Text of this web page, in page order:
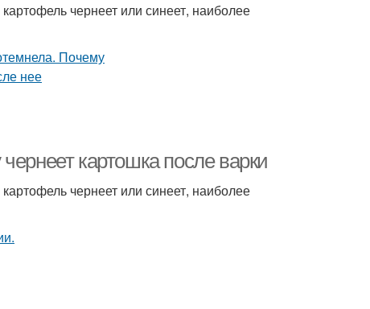
чернеет или синеет, наиболее
картошка после варки
чернеет или синеет, наиболее